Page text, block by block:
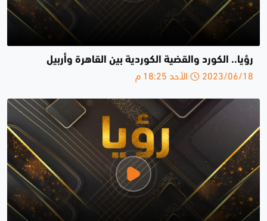
رؤيا.. الكورد والقضية الكوردية بين القاهرة وأربيل
2023/06/18 الأحد 18:25 م